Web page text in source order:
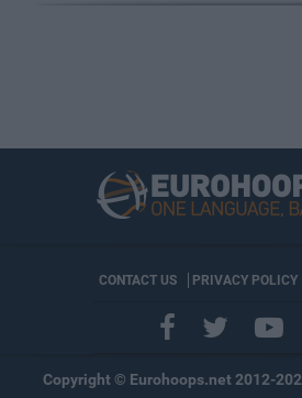
CONTACT US PRIVACY POLICY
Copyright © Eurohoops.net 2012-